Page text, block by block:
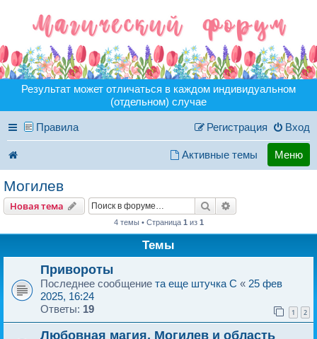
Результат может отличаться в каждом индивидуальном
(отдельном) случае
Правила Вход
Регистрация
Активные темы Меню
Могилев
Новая тема Поиск
4 темы • Страница 1 из 1
Темы
Привороты
Последнее сообщение та еще штучка C « 25 фев
2025, 16:24
Ответы: 19 1 2
Любовная магия, Могилев и область